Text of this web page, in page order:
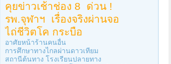
คุยข่าวเช้าช่อง 8
ด่วน !
รพ.จุฬาฯ
เรื่องจริงผ่านจอ
ไถ่ชีวิตโค กระบือ
อาศัยหน้าร้านคนอื่น
การศึกษาทางไกลผ่านดาวเทียม
สถานีต้นทาง โรงเรียนปลายทาง